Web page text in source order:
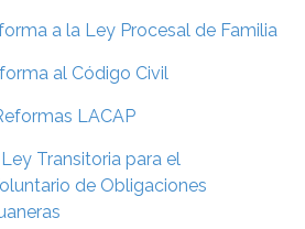
a la Ley Procesal de Familia
al Código Civil
LACAP
Transitoria para el
de Obligaciones